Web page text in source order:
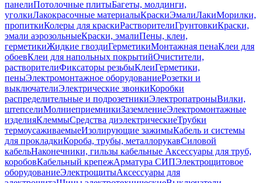
панелиПотолочные плитыБагеты, молдинги,
уголкиЛакокрасочные материалыКраскиЭмалиЛакиМорилки,
пропиткиКолеры для краскиРастворителиГрунтовкиКраски,
эмали аэрозольныеКраски, эмалиПены, клеи,
герметикиЖидкие гвоздиГерметикиМонтажная пенаКлеи для
обоевКлеи для напольных покрытийОчистители,
растворителиФиксаторы резьбыКлеиГерметики,
пеныЭлектромонтажное оборудованиеРозетки и
выключателиЭлектрические звонкиКоробки
распределительные и подрозетникиЭлектропатроныВилки,
штепселиМолниеприемникиЗаземлениеЭлектромонтажные
изделияКлеммыСредства диэлектрическиеТрубки
термоусаживаемыеИзолирующие зажимыКабель и системы
для прокладкиКороба, трубы, металлорукавСиловой
кабельНаконечники, гильзы кабельные Аксессуары для труб,
коробовКабельный крепежАрматура СИПЭлектрощитовое
оборудованиеЭлектрощитыАксессуары для